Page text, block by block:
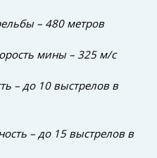
– 480 метров
мины – 325 м/с
– до 10 выстрелов в
– до 15 выстрелов в